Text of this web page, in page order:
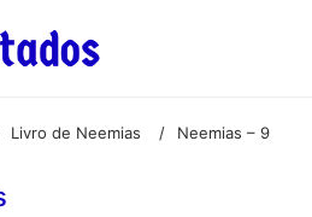
Livro de Neemias / Neemias – 9